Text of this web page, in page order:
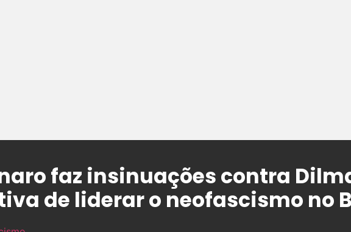
faz insinuações contra
de liderar o neofascismo no